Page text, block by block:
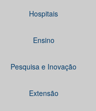
Hospitais
Ensino
Pesquisa e Inovação
Extensão